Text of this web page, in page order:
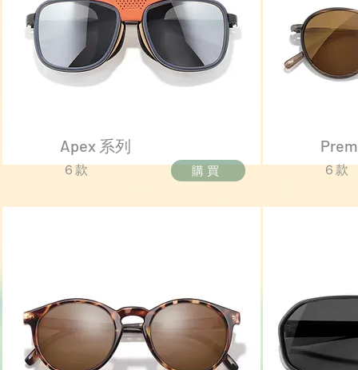
Apex 系列
​６款 購買 ​６款